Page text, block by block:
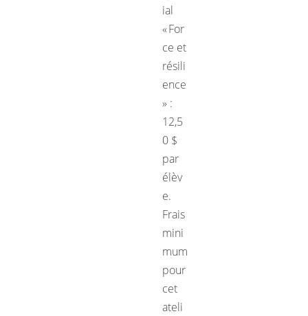
ial
« For
ce et
résili
ence
» :
12,5
0 $
par
élèv
e.
Frais
mini
mum
pour
cet
ateli